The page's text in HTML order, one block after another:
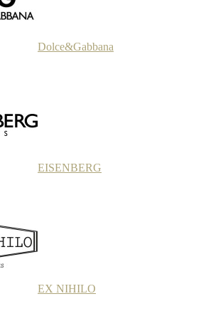
Dolce&Gabbana
EISENBERG
EX NIHILO